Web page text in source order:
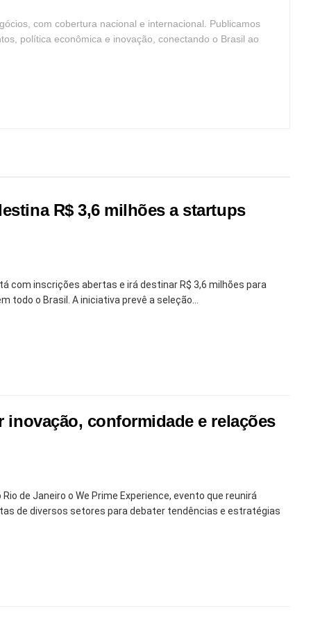
com cobertura nacional e internacional. Publicamos
política econômica e inovação, conectando o Brasil ao
R$ 3,6 milhões a startups
com inscrições abertas e irá destinar R$ 3,6 milhões para
todo o Brasil. A iniciativa prevê a seleção...
inovação, conformidade e relações
de Janeiro o We Prime Experience, evento que reunirá
de diversos setores para debater tendências e estratégias